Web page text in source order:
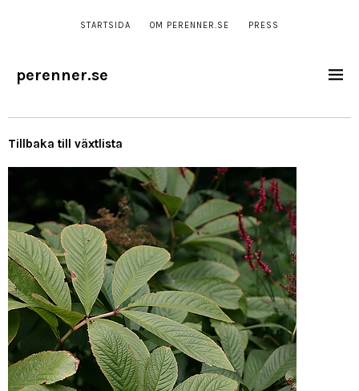
STARTSIDA OM PERENNER.SE PRESS
perenner.se
Tillbaka till växtlista